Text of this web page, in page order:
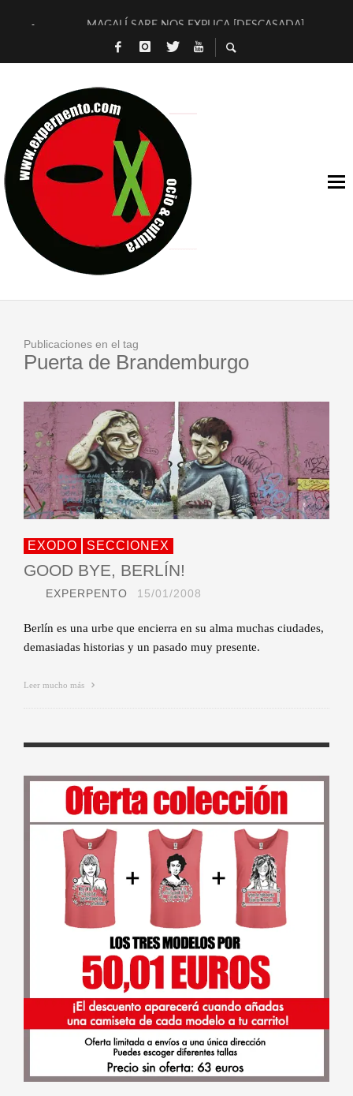
MAGALÍ SARE NOS EXPLICA [DESCASADA]
«NO TENGO PUTOS SUEÑOS»
[LA BOLA NEGRA] DE JAVIER CALVO Y JAVIER AMBROSSI
OSLO OVNIES LLEGAN CORRIENDO A ARANDA
FÉLIX CALVO NOS PRESENTA [LAS PALMERAS] (NOVELA
[EL SER QUERIDO] DE RODRIGO SOROGOYEN
ENTREVISTA A IVÁN HUMANES POR [EL LIBRO ROJO]
ARRABAL, ARRABAL, ARRABAL, ARRABEAUX
Publicaciones en el tag
Puerta de Brandemburgo
EXODO SECCIONEX
GOOD BYE, BERLÍN!
EXPERPENTO 15/01/2008
Berlín es una urbe que encierra en su alma muchas ciudades,
demasiadas historias y un pasado muy presente.
Leer mucho más